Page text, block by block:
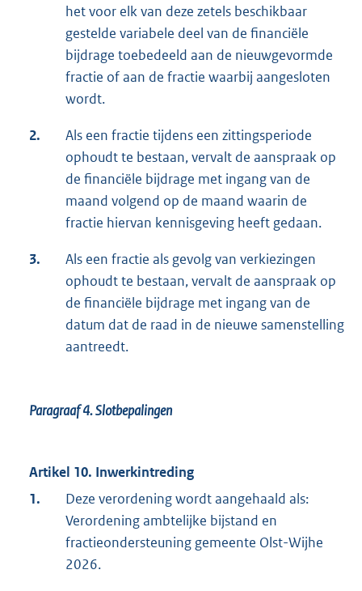
het voor elk van deze zetels beschikbaar
gestelde variabele deel van de financiële
bijdrage toebedeeld aan de nieuwgevormde
fractie of aan de fractie waarbij aangesloten
wordt.
2.
Als een fractie tijdens een zittingsperiode
ophoudt te bestaan, vervalt de aanspraak op
de financiële bijdrage met ingang van de
maand volgend op de maand waarin de
fractie hiervan kennisgeving heeft gedaan.
3.
Als een fractie als gevolg van verkiezingen
ophoudt te bestaan, vervalt de aanspraak op
de financiële bijdrage met ingang van de
datum dat de raad in de nieuwe samenstelling
aantreedt.
Paragraaf 4.Slotbepalingen
Artikel 10. Inwerkintreding
1.
Deze verordening wordt aangehaald als:
Verordening ambtelijke bijstand en
fractieondersteuning gemeente Olst-Wijhe
2026.